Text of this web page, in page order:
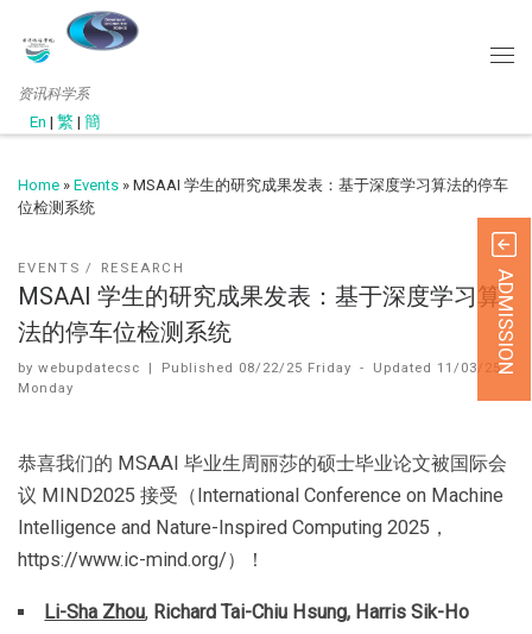
资讯科学系
En | 繁 | 簡
Home » Events » MSAAI 学生的研究成果发表：基于深度学习算法的停车
位检测系统
EVENTS RESEARCH
MSAAI 学生的研究成果发表：基于深度学习算
法的停车位检测系统
by webupdatecsc | Published 08/22/25 Friday - Updated 11/03/25
Monday
恭喜我们的 MSAAI 毕业生周丽莎的硕士毕业论文被国际会
议 MIND2025 接受（International Conference on Machine
Intelligence and Nature-Inspired Computing 2025，
https://www.ic-mind.org/）！
Li-Sha Zhou, Richard Tai-Chiu Hsung, Harris Sik-Ho
ADMISSION